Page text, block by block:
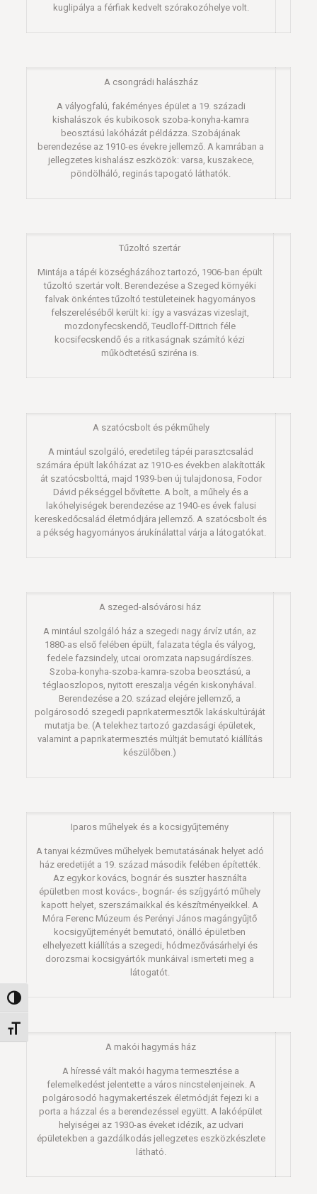
Nagy kontraszt váltása
Betűméret váltása
kuglipálya a férfiak kedvelt szórakozóhelye volt.
A csongrádi halászház
A vályogfalú, fakéményes épület a 19. századi
kishalászok és kubikosok szoba-konyha-kamra
beosztású lakóházát példázza. Szobájának
berendezése az 1910-es évekre jellemző. A kamrában a
jellegzetes kishalász eszközök: varsa, kuszakece,
pöndölháló, reginás tapogató láthatók.
Tűzoltó szertár
Mintája a tápéi községházához tartozó, 1906-ban épült
tűzoltó szertár volt. Berendezése a Szeged környéki
falvak önkéntes tűzoltó testületeinek hagyományos
felszereléséből került ki: így a vasvázas vizeslajt,
mozdonyfecskendő, Teudloff-Dittrich féle
kocsifecskendő és a ritkaságnak számító kézi
működtetésű sziréna is.
A szatócsbolt és pékműhely
A mintául szolgáló, eredetileg tápéi parasztcsalád
számára épült lakóházat az 1910-es években alakították
át szatócsbolttá, majd 1939-ben új tulajdonosa, Fodor
Dávid pékséggel bővítette. A bolt, a műhely és a
lakóhelyiségek berendezése az 1940-es évek falusi
kereskedőcsalád életmódjára jellemző. A szatócsbolt és
a pékség hagyományos árukínálattal várja a látogatókat.
A szeged-alsóvárosi ház
A mintául szolgáló ház a szegedi nagy árvíz után, az
1880-as első felében épült, falazata tégla és vályog,
fedele fazsindely, utcai oromzata napsugárdíszes.
Szoba-konyha-szoba-kamra-szoba beosztású, a
téglaoszlopos, nyitott ereszalja végén kiskonyhával.
Berendezése a 20. század elejére jellemző, a
polgárosodó szegedi paprikatermesztők lakáskultúráját
mutatja be. (A telekhez tartozó gazdasági épületek,
valamint a paprikatermesztés múltját bemutató kiállítás
készülőben.)
Iparos műhelyek és a kocsigyűjtemény
A tanyai kézműves műhelyek bemutatásának helyet adó
ház eredetijét a 19. század második felében építették.
Az egykor kovács, bognár és suszter használta
épületben most kovács-, bognár- és szíjgyártó műhely
kapott helyet, szerszámaikkal és készítményeikkel. A
Móra Ferenc Múzeum és Perényi János magángyűjtő
kocsigyűjteményét bemutató, önálló épületben
elhelyezett kiállítás a szegedi, hódmezővásárhelyi és
dorozsmai kocsigyártók munkáival ismerteti meg a
látogatót.
A makói hagymás ház
A híressé vált makói hagyma termesztése a
felemelkedést jelentette a város nincstelenjeinek. A
polgárosodó hagymakertészek életmódját fejezi ki a
porta a házzal és a berendezéssel együtt. A lakóépület
helyiségei az 1930-as éveket idézik, az udvari
épületekben a gazdálkodás jellegzetes eszközkészlete
látható.